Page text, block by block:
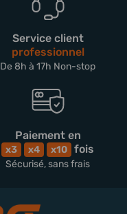
Service client
professionnel
De 8h à 17h Non-stop
Paiement en
x3 x4 x10 fois
Sécurisé, sans frais